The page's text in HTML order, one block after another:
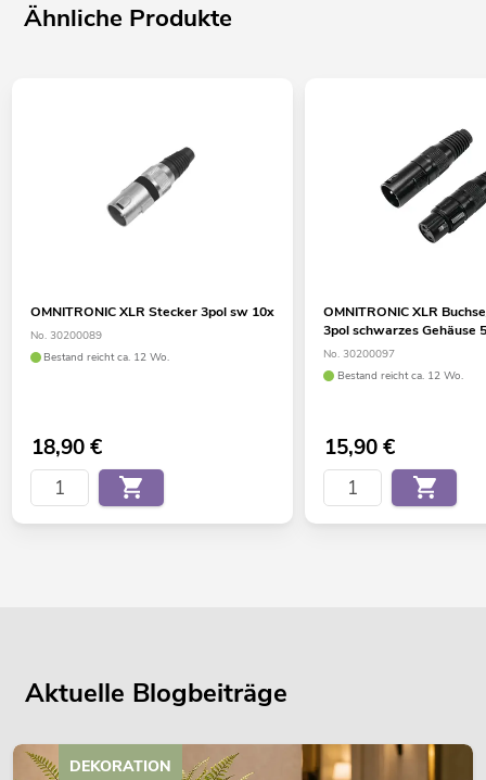
Ähnliche Produkte
OMNITRONIC XLR Stecker 3pol sw 10x
No. 30200089
Bestand reicht ca. 12 Wo.
18,90€
OMNITRONIC XLR
3pol schwarzes Gehäuse
No. 30200097
Bestand reicht ca. 12 Wo.
15,90€
Aktuelle Blogbeiträge
DEKORATION